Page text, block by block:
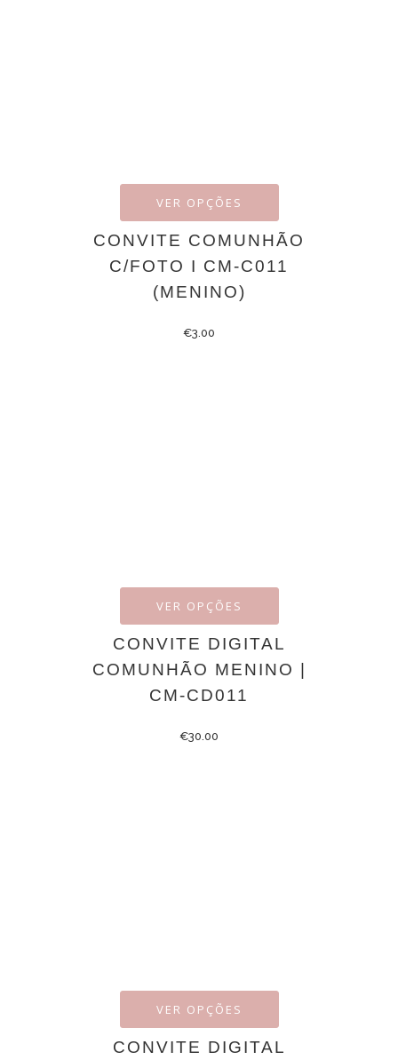
VER OPÇÕES
CONVITE COMUNHÃO
C/FOTO I CM-C011
(MENINO)
€3.00
VER OPÇÕES
CONVITE DIGITAL
COMUNHÃO MENINO |
CM-CD011
€30.00
VER OPÇÕES
CONVITE DIGITAL